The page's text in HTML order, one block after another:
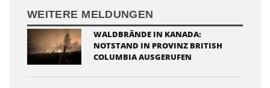
WEITERE MELDUNGEN
WALDBRÄNDE IN KANADA:
NOTSTAND IN PROVINZ BRITISH
COLUMBIA AUSGERUFEN